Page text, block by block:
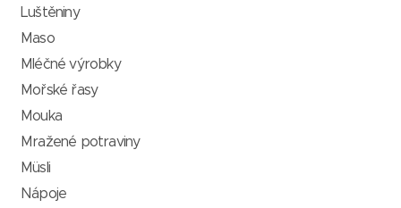
Luštěniny
Maso
Mléčné výrobky
Mořské řasy
Mouka
Mražené potraviny
Müsli
Nápoje